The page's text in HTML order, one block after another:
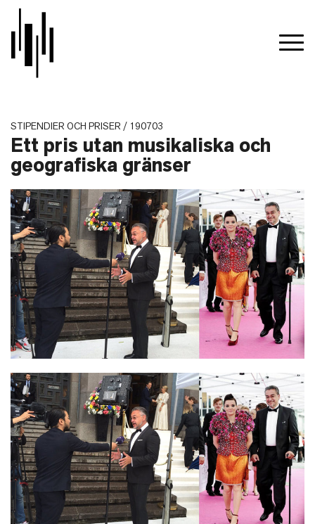
STIPENDIER OCH PRISER / 190703
Ett pris utan musikaliska och
geografiska gränser